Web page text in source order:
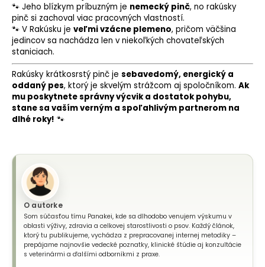
🐾 Jeho blízkym príbuzným je nemecký pinč, no rakúsky
pinč si zachoval viac pracovných vlastností.
🐾 V Rakúsku je veľmi vzácne plemeno, pričom väčšina
jedincov sa nachádza len v niekoľkých chovateľských
staniciach.
Rakúsky krátkosrstý pinč je sebavedomý, energický a
oddaný pes, ktorý je skvelým strážcom aj spoločníkom. Ak
mu poskytnete správny výcvik a dostatok pohybu,
stane sa vaším verným a spoľahlivým partnerom na
dlhé roky! 🐾
O autorke
Som súčasťou tímu Panakei, kde sa dlhodobo venujem výskumu v
oblasti výživy, zdravia a celkovej starostlivosti o psov. Každý článok,
ktorý tu publikujeme, vychádza z prepracovanej internej metodiky –
prepájame najnovšie vedecké poznatky, klinické štúdie aj konzultácie
s veterinármi a ďalšími odborníkmi z praxe.